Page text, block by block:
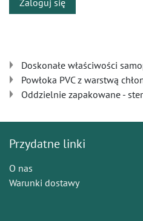
Zaloguj się
Doskonałe właściwości
Powłoka PVC z warstwą
Oddzielnie zapakowane -
Przydatne linki
O nas
Warunki dostawy